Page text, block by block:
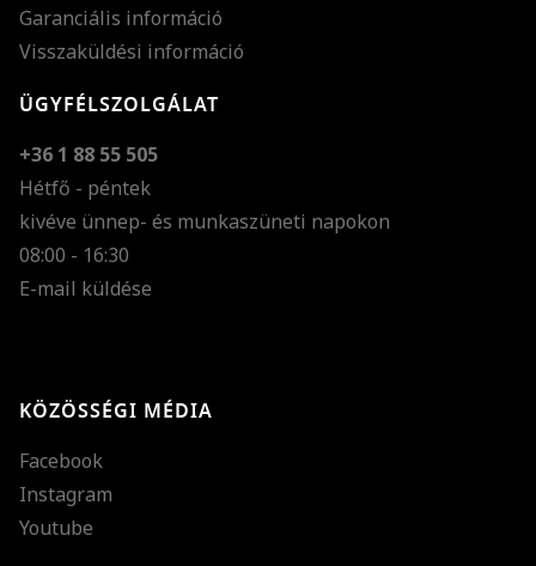
Garanciális információ
Visszaküldési információ
ÜGYFÉLSZOLGÁLAT
+36 1 88 55 505
Hétfő - péntek
kivéve ünnep- és munkaszüneti napokon
08:00 - 16:30
E-mail küldése
KÖZÖSSÉGI MÉDIA
Facebook
Instagram
Youtube